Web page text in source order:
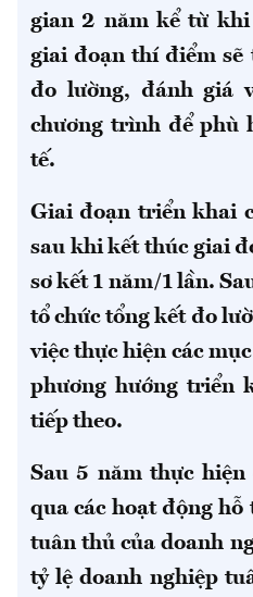
gian 2 năm kể từ
giai đoạn thí điểm
đo lường, đánh giá
chương trình để phù
tế.
Giai đoạn triển khai
sau khi kết thúc giai
sơ kết 1 năm/1 lần.
tổ chức tổng kết đo
việc thực hiện các
phương hướng triển
tiếp theo.
Sau 5 năm thực
qua các hoạt động
tuân thủ của doanh
tỷ lệ doanh nghiệp